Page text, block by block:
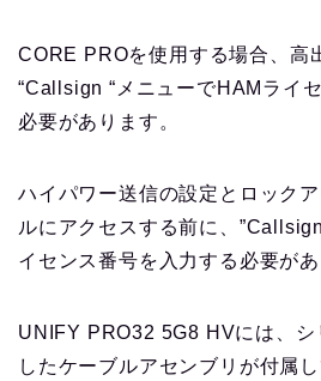
CORE PROを使用する場合、高
“Callsign “メニューでHAMライ
必要があります。
ハイパワー送信の設定とロック
ルにアクセスする前に、
イセンス番号を入力する必要があ
UNIFY PRO32 5G8 HVには、シ
したケーブルアセンブリが付属